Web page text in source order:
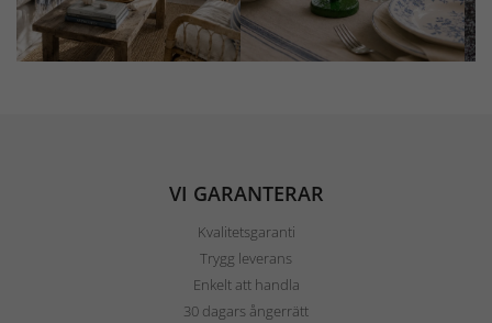
VI GARANTERAR
Kvalitetsgaranti
Trygg leverans
Enkelt att handla
30 dagars ångerrätt